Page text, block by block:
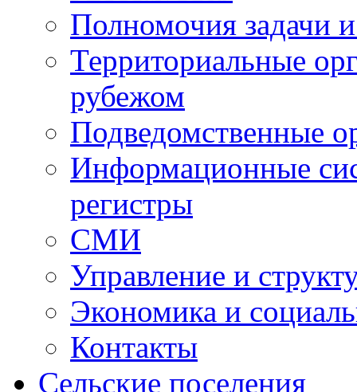
Полномочия задачи
Территориальные
рубежом
Подведомственные
Информационные
регистры
СМИ
Управление и
Экономика и
Контакты
Сельские поселения